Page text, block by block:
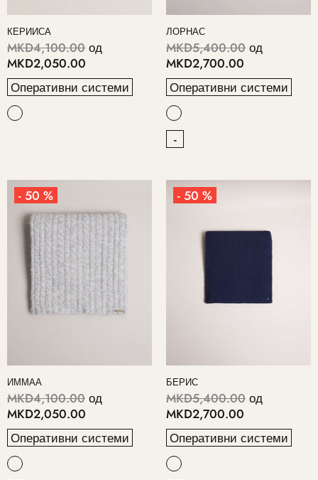
КЕРИИСА
MKD4,100.00 од
MKD2,050.00
Оперативни системи
ЛОРНАС
MKD5,400.00 од
MKD2,700.00
Оперативни системи
-
- 50 %
ИММАА
MKD4,100.00 од
MKD2,050.00
Оперативни системи
- 50 %
БЕРИС
MKD5,400.00 од
MKD2,700.00
Оперативни системи